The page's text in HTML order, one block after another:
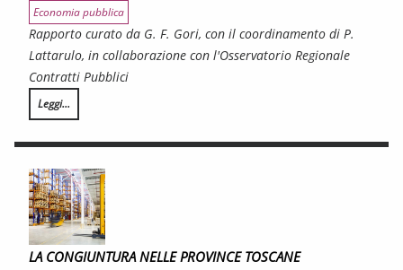
Economia pubblica
Rapporto curato da G. F. Gori, con il coordinamento di P.
Lattarulo, in collaborazione con l'Osservatorio Regionale
Contratti Pubblici
Leggi...
I CONTRATTI PUBBLICI AL TERMINE DEL PNRR – Andamento
LA CONGIUNTURA NELLE PROVINCE TOSCANE